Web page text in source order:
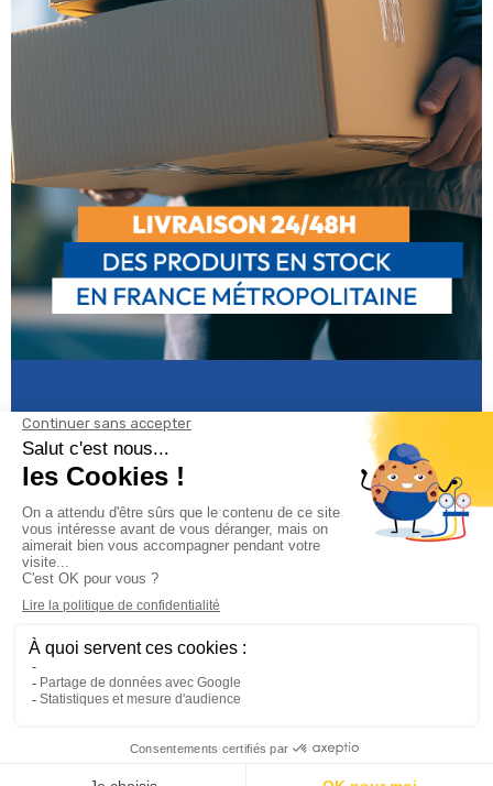
Informations
Climservice
Informations